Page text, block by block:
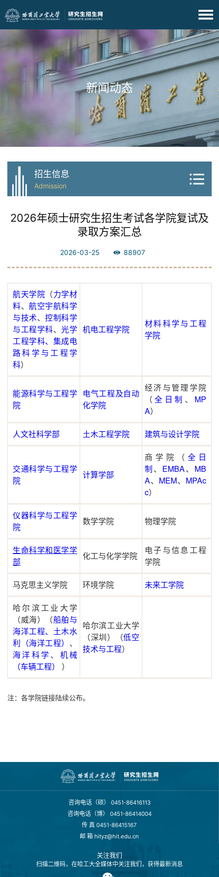
新闻动态
招生信息
Admission
2026年硕士研究生招生考试各学院复试及
录取方案汇总
2026-03-25 88907
航天学院 （力学材
料、航空宇航科学
与技术、控制科学
与工程学科、光学
工程学科、集成电
路科学与工程学
科）
机电工程学院
材料科学与工程
学院
能源科学与工程学
院
电气工程及自动
化学院
经济与管理学院
（全日制 、 MP
A）
人文社科学部 土木工程学院 建筑与设计学院
交通科学与工程学
院
计算学部
商学院 （ 全日
制、 EMBA、 MB
A、 MEM、 MPAc
c）
仪器科学与工程学
院
数学学院 物理学院
生命科学和医学学
部
化工与化学学院
电子与信息工程
学院
马克思主义学院 环境学院 未来工学院
哈尔滨工业大学
（威海）（船舶与
海洋工程、土木水
利（海洋工程） 、
海洋科学、 机械
（车辆工程）
）
哈尔滨工业大学
（深圳）（低空
技术与工程）
注：各学院链接陆续公布。
咨询电话（硕） 0451-86416113
咨询电话（博） 0451-86414004
传 真 0451-86415167
邮 箱 hityz@hit.edu.cn
关注我们
扫描二维码，在哈工大全媒体中关注我们，获得最新消息